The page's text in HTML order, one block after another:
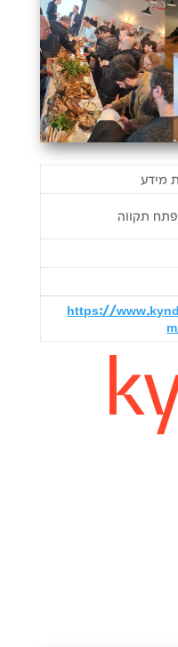
מידע
תקווה
https://